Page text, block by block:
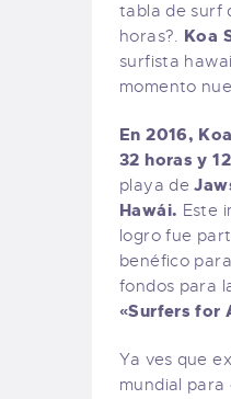
tabla de surf
horas?. Koa
surfista
momento
En 2016,
32 horas y
playa de
Hawái. Este
logro fue
benéfico
fondos para
«Surfers for
Ya ves que
mundial para